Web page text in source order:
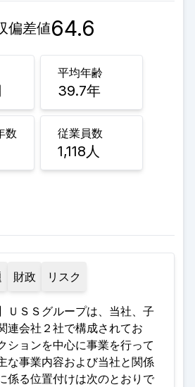
偏差値64.6
平均年齢
39.7年
数 従業員数
1,118人
財政 リスク
ＵＳＳグループは、当社、子
連会社２社で構成されてお
ションを中心に事業を行って
な事業内容および当社と関係
係る位置付けは次のとおりで